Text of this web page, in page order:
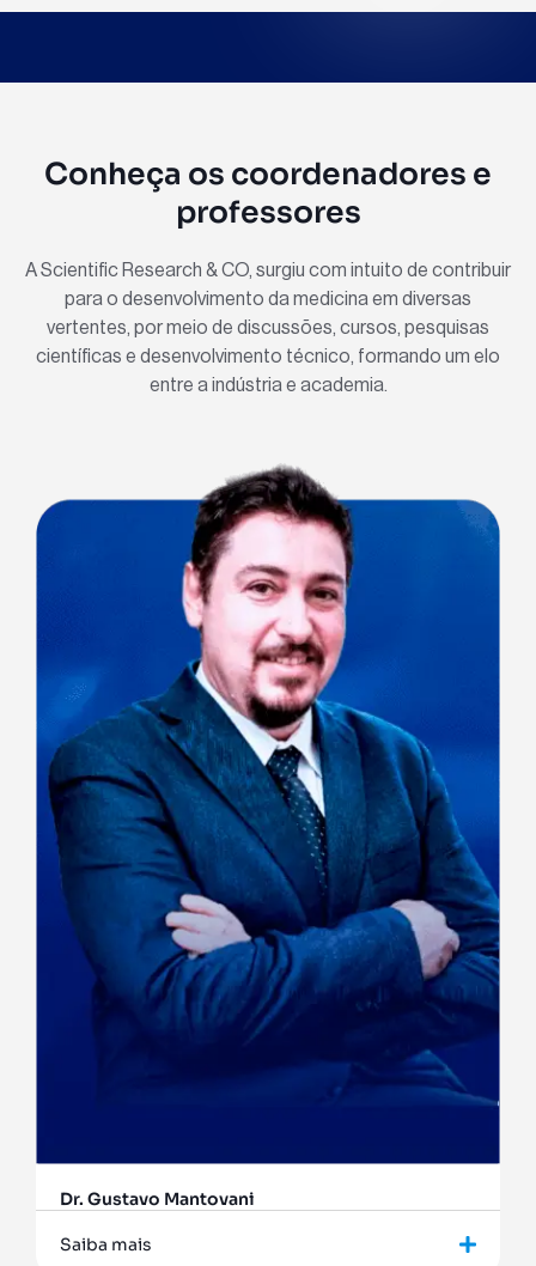
Conheça os coordenadores e
professores
A Scientific Research & CO, surgiu com intuito de contribuir
para o desenvolvimento da medicina em diversas
vertentes, por meio de discussões, cursos, pesquisas
científicas e desenvolvimento técnico, formando um elo
entre a indústria e academia.
Dr. Gustavo Mantovani
Saiba mais